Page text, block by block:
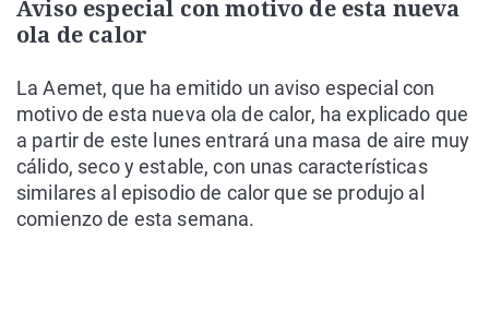
Aviso especial con motivo de esta nueva
ola de calor
La Aemet, que ha emitido un aviso especial con
motivo de esta nueva ola de calor, ha explicado que
a partir de este lunes entrará una masa de aire muy
cálido, seco y estable, con unas características
similares al episodio de calor que se produjo al
comienzo de esta semana.